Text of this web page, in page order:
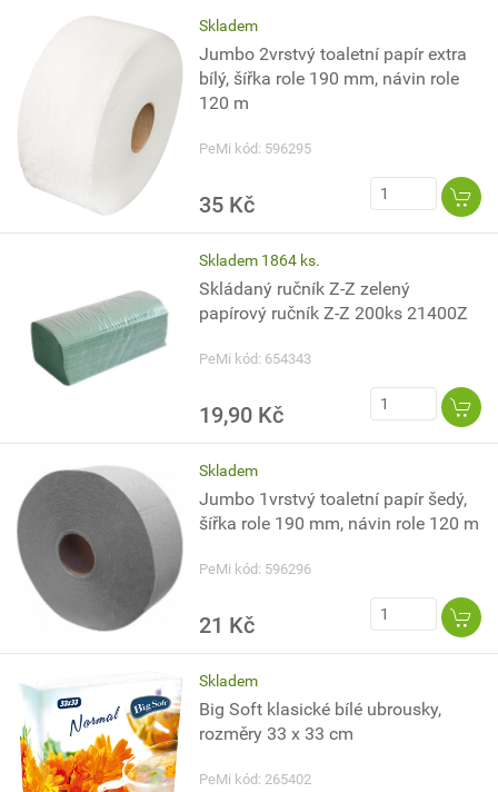
Skladem
Jumbo 2vrstvý toaletní papír extra
bílý, šířka role 190 mm, návin role
120 m
PeMi kód: 596295
35 Kč
Skladem 1864 ks.
Skládaný ručník Z-Z zelený
papírový ručník Z-Z 200ks 21400Z
PeMi kód: 654343
19,90 Kč
Skladem
Jumbo 1vrstvý toaletní papír šedý,
šířka role 190 mm, návin role 120 m
PeMi kód: 596296
21 Kč
Skladem
Big Soft klasické bílé ubrousky,
rozměry 33 x 33 cm
PeMi kód: 265402